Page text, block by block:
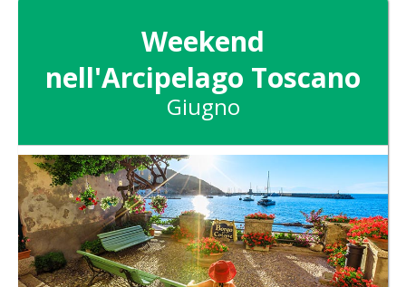
Weekend
nell'Arcipelago Toscano
Giugno